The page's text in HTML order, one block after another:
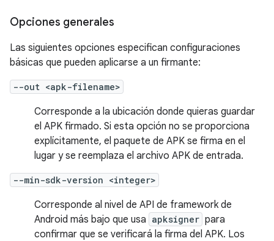
Opciones generales
Las siguientes opciones especifican configuraciones
básicas que pueden aplicarse a un firmante:
--out <apk-filename>
Corresponde a la ubicación donde quieras guardar
el APK firmado. Si esta opción no se proporciona
explícitamente, el paquete de APK se firma en el
lugar y se reemplaza el archivo APK de entrada.
--min-sdk-version <integer>
Corresponde al nivel de API de framework de
Android más bajo que usa apksigner para
confirmar que se verificará la firma del APK. Los